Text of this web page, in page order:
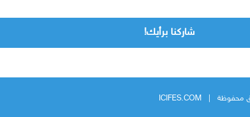
شاركنا برأيك!
ICIFES.COM